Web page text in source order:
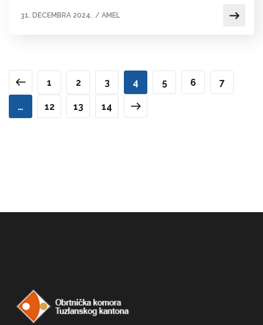
31. DECEMBRA 2024. / AMEL
1 2 3 4 5 6 7
… 12 13 14